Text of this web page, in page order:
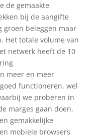
de gemaakte
bij de aangifte
groen beleggen maar
Het totale volume van
netwerk heeft de 10
meer en meer
functioneren, wel
we proberen in
marges gaan doen.
gemakkelijke
mobiele browsers